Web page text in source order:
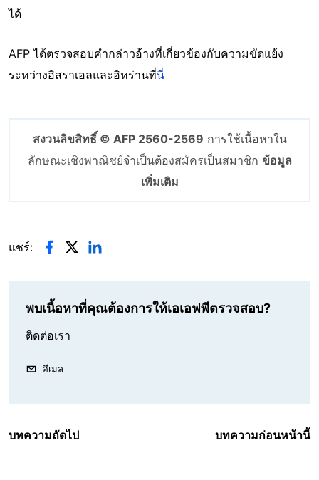
ได้
AFP ได้ตรวจสอบคำกล่าวอ้างที่เกี่ยวข้องกับความขัดแย้ง
ระหว่างอิสราเอลและอิหร่านที่นี่
สงวนลิขสิทธิ์ © AFP 2560-2569 การใช้เนื้อหาใน
ลักษณะเชิงพาณิชย์จำเป็นต้องสมัครเป็นสมาชิก ข้อมูล
เพิ่มเติม
แชร์:
พบเนื้อหาที่คุณต้องการให้เอเอฟพีตรวจสอบ?
ติดต่อเรา
อีเมล
บทความถัดไป บทความก่อนหน้านี้